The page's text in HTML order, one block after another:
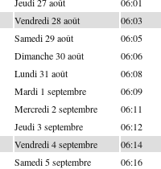
Vendredi 28 août 06:03
Samedi 29 août 06:05
Dimanche 30 août 06:06
Lundi 31 août 06:08
Mardi 1 septembre 06:09
Mercredi 2 septembre 06:11
Jeudi 3 septembre 06:12
Vendredi 4 septembre 06:14
Samedi 5 septembre 06:16